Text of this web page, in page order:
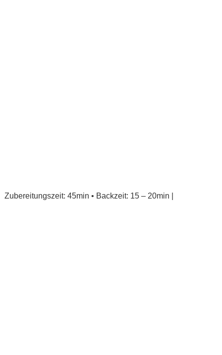
Zubereitungszeit: 45min • Backzeit: 15 – 20min |